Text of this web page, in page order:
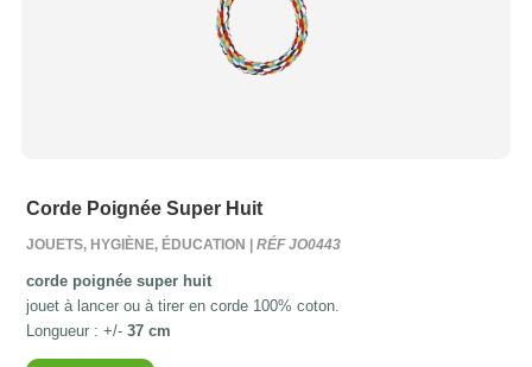
Corde Poignée Super Huit
JOUETS, HYGIÈNE, ÉDUCATION | RÉF JO0443
corde poignée super huit
jouet à lancer ou à tirer en corde 100% coton.
Longueur : +/-37 cm